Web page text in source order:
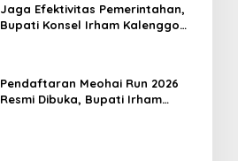
Jaga Efektivitas Pemerintahan,
Bupati Konsel Irham Kalenggo
Pendaftaran Meohai Run 2026
Resmi Dibuka, Bupati Irham